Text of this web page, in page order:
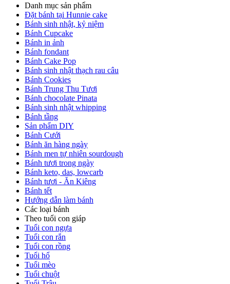
Danh mục sản phẩm
Đặt bánh tại Hunnie cake
Bánh sinh nhật, kỷ niệm
Bánh Cupcake
Bánh in ảnh
Bánh fondant
Bánh Cake Pop
Bánh sinh nhật thạch rau câu
Bánh Cookies
Bánh Trung Thu Tươi
Bánh chocolate Pinata
Bánh sinh nhật whipping
Bánh tầng
Sản phẩm DIY
Bánh Cưới
Bánh ăn hàng ngày
Bánh men tự nhiên sourdough
Bánh tươi trong ngày
Bánh keto, das, lowcarb
Bánh tươi - Ăn Kiêng
Bánh tết
Hướng dẫn làm bánh
Các loại bánh
Theo tuổi con giáp
Tuổi con ngựa
Tuổi con rắn
Tuổi con rồng
Tuổi hổ
Tuổi mèo
Tuổi chuột